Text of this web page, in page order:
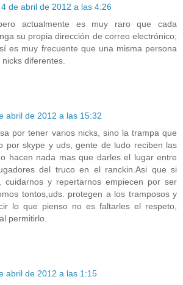
4 de abril de 2012 a las 4:26
actualmente es muy raro que cada
su propia dirección de correo electrónico;
es muy frecuente que una misma persona
diferentes.
abril de 2012 a las 15:32
por tener varios nicks, sino la trampa que
por skype y uds, gente de ludo reciben las
hacen nada mas que darles el lugar entre
del truco en el ranckin.Asi que si
cuidarnos y repertarnos empiecen por ser
tontos,uds. protegen a los tramposos y
lo que pienso no es faltarles el respeto,
permitirlo.
abril de 2012 a las 1:15